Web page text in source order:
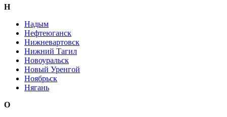
Н
Надым
Нефтеюганск
Нижневартовск
Нижний Тагил
Новоуральск
Новый Уренгой
Ноябрьск
Нягань
О